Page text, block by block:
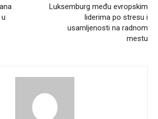
Luksemburg među evropskim
liderima po stresu i
usamljenosti na radnom
mestu